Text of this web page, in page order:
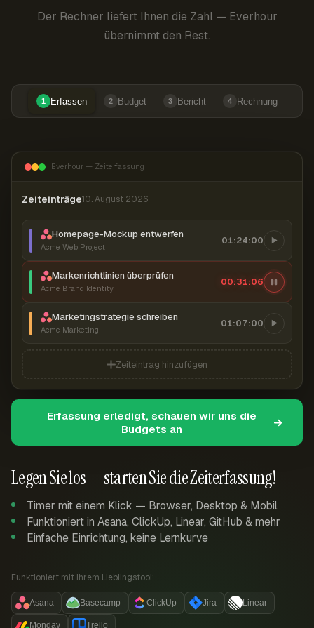
Der Rechner liefert Ihnen die Zahl — Everhour
übernimmt den Rest.
1 Erfassen 2 Budget 3 Bericht 4 Rechnung
Legen Sie los — starten Sie die Zeiterfassung!
Timer mit einem Klick — Browser, Desktop & Mobil
Funktioniert in Asana, ClickUp, Linear, GitHub & mehr
Einfache Einrichtung, keine Lernkurve
Funktioniert mit Ihrem Lieblingstool:
Asana Basecamp ClickUp Jira Linear
Monday Trello
Everhour — Zeiterfassung
Zeiteinträge10. August 2026
Homepage-Mockup entwerfen
Acme Web Project
01:24:00
Markenrichtlinien überprüfen
Acme Brand Identity
00:31:07
Marketingstrategie schreiben
Acme Marketing
01:07:00
Zeiteintrag hinzufügen
Erfassung erledigt, schauen wir uns die
Budgets an